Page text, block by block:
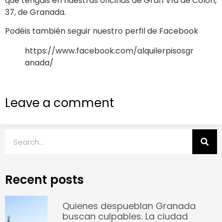
37, de Granada.
Podéis también seguir nuestro perfil de Facebook
https://www.facebook.com/alquilerpisosgr
anada/
Leave a comment
Recent posts
Quienes despueblan Granada
buscan culpables. La ciudad